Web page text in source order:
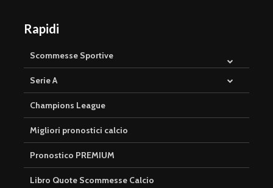
Rapidi
Scommesse Sportive
Serie A
Champions League
Migliori pronostici calcio
Pronostico PREMIUM
Libro Quote Scommesse Calcio